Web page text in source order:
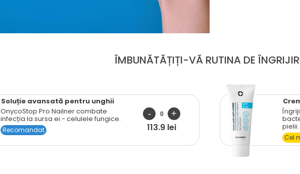
ÎMBUNĂTĂȚIȚI-VĂ RUTINA DE
Soluție avansată pentru unghii
OnycoStop Pro Nailner combate
infecția la sursa ei - celulele fungice.
Recomandat 113.9 lei pielii.
Cel